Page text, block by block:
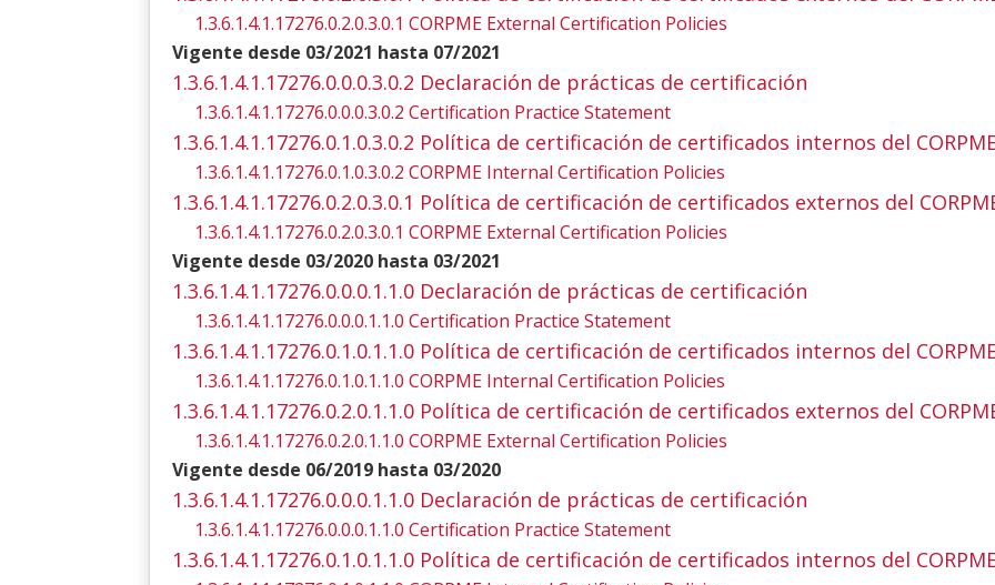
1.3.6.1.4.1.17276.0.2.0.3.0.1 CORPME External Certification Policies
Vigente desde 03/2021 hasta 07/2021
1.3.6.1.4.1.17276.0.0.0.3.0.2 Declaración de prácticas de certificación
1.3.6.1.4.1.17276.0.0.0.3.0.2 Certification Practice Statement
1.3.6.1.4.1.17276.0.1.0.3.0.2 Política de certificación de certificados internos del
1.3.6.1.4.1.17276.0.1.0.3.0.2 CORPME Internal Certification Policies
1.3.6.1.4.1.17276.0.2.0.3.0.1 Política de certificación de certificados externos del
1.3.6.1.4.1.17276.0.2.0.3.0.1 CORPME External Certification Policies
Vigente desde 03/2020 hasta 03/2021
1.3.6.1.4.1.17276.0.0.0.1.1.0 Declaración de prácticas de certificación
1.3.6.1.4.1.17276.0.0.0.1.1.0 Certification Practice Statement
1.3.6.1.4.1.17276.0.1.0.1.1.0 Política de certificación de certificados internos del
1.3.6.1.4.1.17276.0.1.0.1.1.0 CORPME Internal Certification Policies
1.3.6.1.4.1.17276.0.2.0.1.1.0 Política de certificación de certificados externos del
1.3.6.1.4.1.17276.0.2.0.1.1.0 CORPME External Certification Policies
Vigente desde 06/2019 hasta 03/2020
1.3.6.1.4.1.17276.0.0.0.1.1.0 Declaración de prácticas de certificación
1.3.6.1.4.1.17276.0.0.0.1.1.0 Certification Practice Statement
1.3.6.1.4.1.17276.0.1.0.1.1.0 Política de certificación de certificados internos del